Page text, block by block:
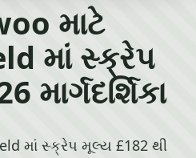
માટે
માં સ્ક્રેપ
માર્ગદર્શિકા
માં સ્ક્રેપ મૂલ્ય £182 થી